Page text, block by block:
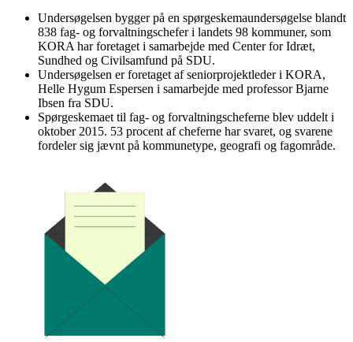
Undersøgelsen bygger på en spørgeskemaundersøgelse blandt
838 fag- og forvaltningschefer i landets 98 kommuner, som
KORA har foretaget i samarbejde med Center for Idræt,
Sundhed og Civilsamfund på SDU.
Undersøgelsen er foretaget af seniorprojektleder i KORA,
Helle Hygum Espersen i samarbejde med professor Bjarne
Ibsen fra SDU.
Spørgeskemaet til fag- og forvaltningscheferne blev uddelt i
oktober 2015. 53 procent af cheferne har svaret, og svarene
fordeler sig jævnt på kommunetype, geografi og fagområde.